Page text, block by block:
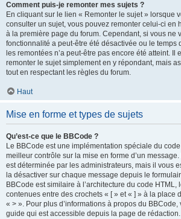
Comment puis-je remonter mes sujets ?
En cliquant sur le lien « Remonter le sujet » lorsque
consulter un sujet, vous pouvez remonter celui-ci en
à la première page du forum. Cependant, si vous ne
fonctionnalité a peut-être été désactivée ou le temps
les remontées n’a peut-être pas encore été atteint. Il
remonter le sujet simplement en y répondant, mais
tout en respectant les règles du forum.
Haut
Mise en forme et types de sujets
Qu’est-ce que le BBCode ?
Le BBCode est une implémentation spéciale du
meilleur contrôle sur la mise en forme d’un message.
est déterminée par les administrateurs, mais il vous
la désactiver sur chaque message depuis le
BBCode est similaire à l’architecture du code HTML,
contenues entre des crochets « [ » et « ] » à la place
« > ». Pour plus d’informations à propos du
guide qui est accessible depuis la page de rédaction.